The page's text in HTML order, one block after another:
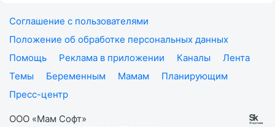
Соглашение с пользователями
Положение об обработке персональных данных
Помощь
Реклама в приложении Каналы
Лента
Темы
Беременным Мамам
Планирующим
Пресс-центр
ООО «Мам Софт»